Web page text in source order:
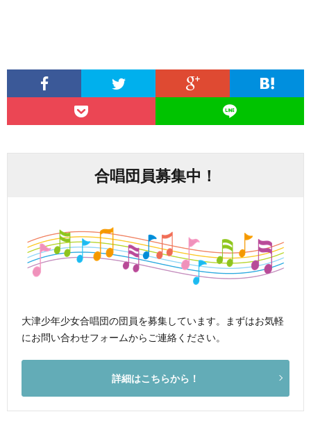
合唱団員募集中！
大津少年少女合唱団の団員を募集しています。まずはお気軽
にお問い合わせフォームからご連絡ください。
詳細はこちらから！